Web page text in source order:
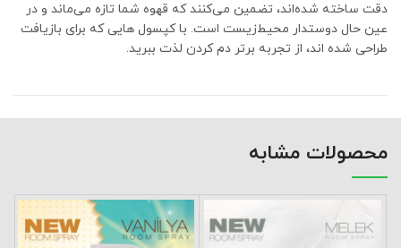
دقت ساخته شده‌اند، تضمین می‌کنند که قهوه شما تازه می‌ماند و در
عین حال دوستدار محیط‌زیست است. با کپسول هایی که برای بازیافت
طراحی شده اند، از تجربه برتر دم کردن لذت ببرید.
محصولات مشابه